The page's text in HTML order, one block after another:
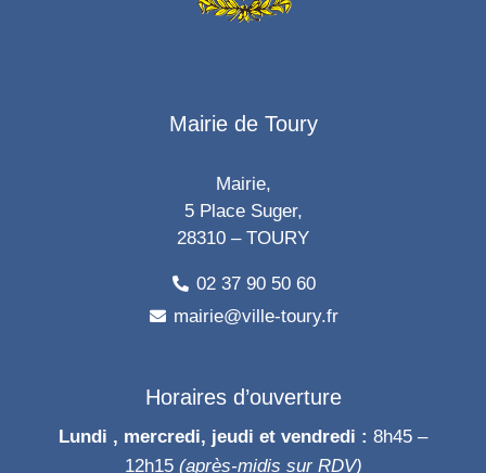
Mairie de Toury
Mairie,
5 Place Suger,
28310 – TOURY
02 37 90 50 60
mairie@ville-toury.fr
Horaires d’ouverture
Lundi , mercredi, jeudi et vendredi : 8h45 –
12h15 (après-midis sur RDV)